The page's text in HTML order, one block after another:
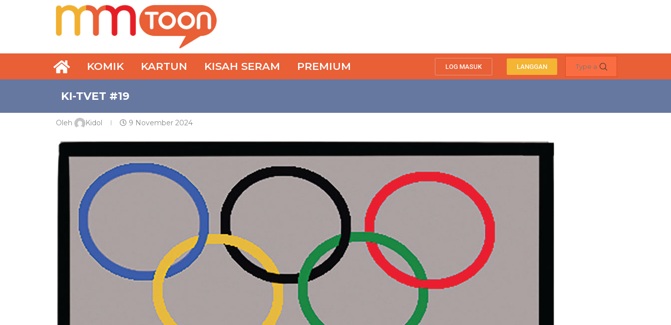
KOMIK KARTUN KISAH SERAM PREMIUM LOG MASUK LANGGAN
KI-TVET #19
Oleh Kidol 9 November 2024